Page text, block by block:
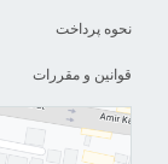
نحوه پرداخت
قوانین و مقررات